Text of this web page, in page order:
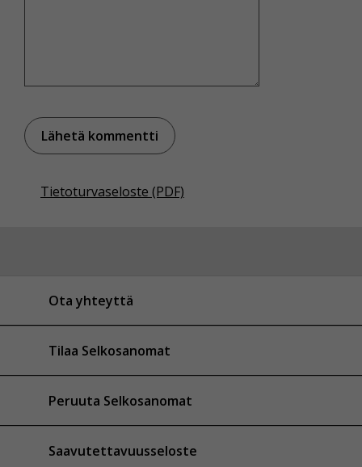
Tietoturvaseloste (PDF)
Ota yhteyttä
Tilaa Selkosanomat
Peruuta Selkosanomat
Saavutettavuusseloste